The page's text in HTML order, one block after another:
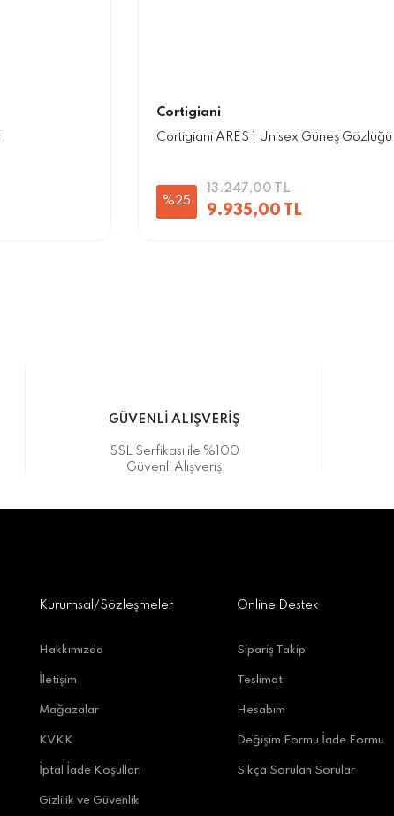
Cortigiani
Cortigiani ARES 1 Unisex Güneş Gözlüğü
%25
13.247,00 TL
9.935,00 TL
GÜVENLİ ALIŞVERİŞ
SSL Serfikası ile %100
Güvenli Alışveriş
Kurumsal/Sözleşmeler
Hakkımızda
İletişim
Mağazalar
KVKK
İptal İade Koşulları
Gizlilik ve Güvenlik
Online Destek
Sipariş Takip
Teslimat
Hesabım
Değişim Formu İade Formu
Sıkça Sorulan Sorular